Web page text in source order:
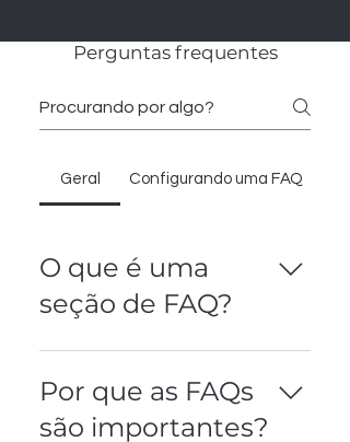
Perguntas frequentes
Geral Configurando uma FAQ
O que é uma
seção de FAQ?
Uma seção de FAQ pode ser usada
para responder rapidamente a
perguntas comuns sobre seu
negócio como "Qual é o horário de
Por que as FAQs
são importantes?